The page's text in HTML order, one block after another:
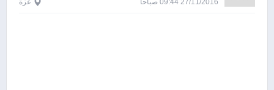
27/11/2016 09:44 صباحاً غزة